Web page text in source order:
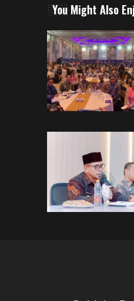
You Might Also